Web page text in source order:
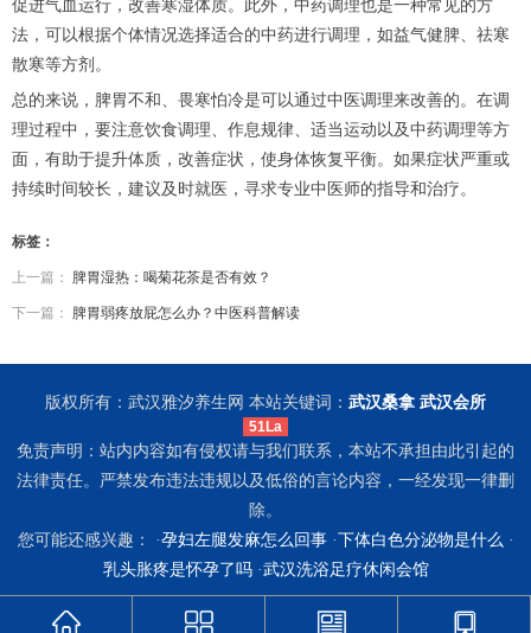
促进气血运行，改善寒湿体质。此外，中药调理也是一种常见的方
法，可以根据个体情况选择适合的中药进行调理，如益气健脾、祛寒
散寒等方剂。
总的来说，脾胃不和、畏寒怕冷是可以通过中医调理来改善的。在调
理过程中，要注意饮食调理、作息规律、适当运动以及中药调理等方
面，有助于提升体质，改善症状，使身体恢复平衡。如果症状严重或
持续时间较长，建议及时就医，寻求专业中医师的指导和治疗。
标签：
上一篇： 脾胃湿热：喝菊花茶是否有效？
下一篇： 脾胃弱疼放屁怎么办？中医科普解读
版权所有：武汉雅汐养生网 本站关键词： 武汉桑拿 武汉会所
51La
免责声明：站内内容如有侵权请与我们联系，本站不承担由此引起的
法律责任。严禁发布违法违规以及低俗的言论内容，一经发现一律删
除。
您可能还感兴趣： ·孕妇左腿发麻怎么回事·下体白色分泌物是什么 ·
乳头胀疼是怀孕了吗·武汉洗浴足疗休闲会馆